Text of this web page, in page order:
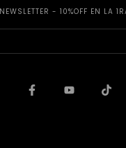
- 10%OFF EN LA